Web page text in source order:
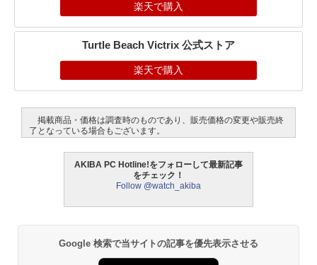
楽天で購入
Turtle Beach Victrix 公式ストア
楽天で購入
掲載商品・価格は調査時のものであり、販売価格の変更や販売終
了となっている場合もございます。
AKIBA PC Hotline!をフォローして最新記事
をチェック！
Follow @watch_akiba
Google 検索で当サイトの記事を優先表示させる